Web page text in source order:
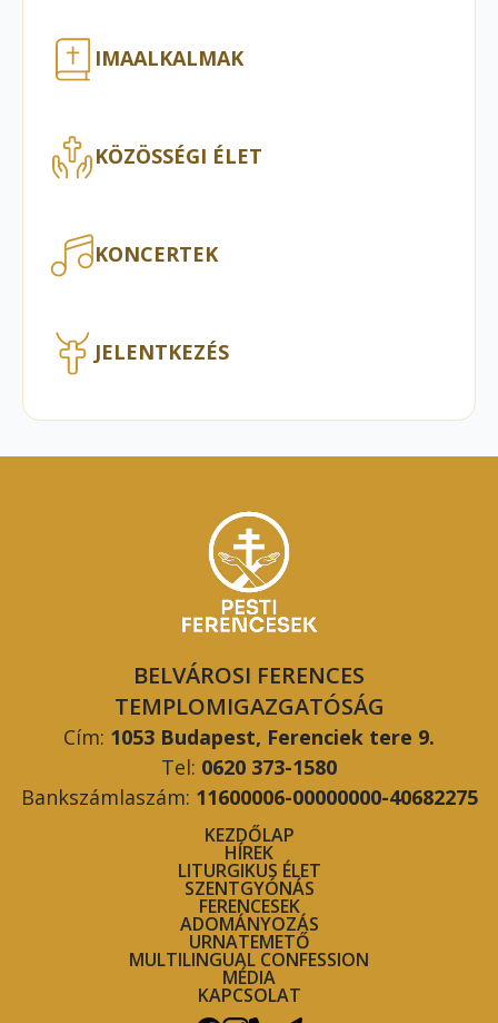
IMAALKALMAK
KÖZÖSSÉGI ÉLET
KONCERTEK
JELENTKEZÉS
BELVÁROSI FERENCES
TEMPLOMIGAZGATÓSÁG
Cím: 1053 Budapest, Ferenciek tere 9.
Tel: 0620 373-1580
Bankszámlaszám: 11600006-00000000-40682275
KEZDŐLAP
HÍREK
LITURGIKUS ÉLET
SZENTGYÓNÁS
FERENCESEK
ADOMÁNYOZÁS
URNATEMETŐ
MULTILINGUAL CONFESSION
MÉDIA
KAPCSOLAT